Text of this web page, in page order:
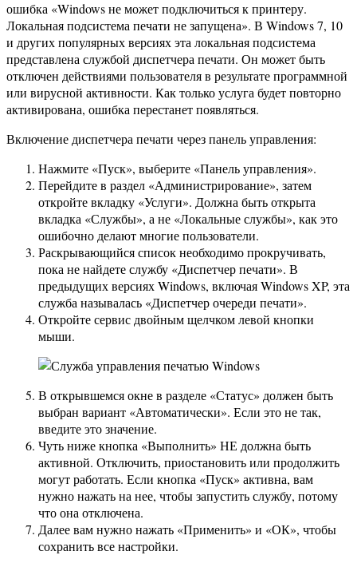
ошибка «Windows не может подключиться к принтеру.
Локальная подсистема печати не запущена». В Windows 7, 10
и других популярных версиях эта локальная подсистема
представлена ​​службой диспетчера печати. Он может быть
отключен действиями пользователя в результате программной
или вирусной активности. Как только услуга будет повторно
активирована, ошибка перестанет появляться.
Включение диспетчера печати через панель управления:
Нажмите «Пуск», выберите «Панель управления».
Перейдите в раздел «Администрирование», затем
откройте вкладку «Услуги». Должна быть открыта
вкладка «Службы», а не «Локальные службы», как это
ошибочно делают многие пользователи.
Раскрывающийся список необходимо прокручивать,
пока не найдете службу «Диспетчер печати». В
предыдущих версиях Windows, включая Windows XP, эта
служба называлась «Диспетчер очереди печати».
Откройте сервис двойным щелчком левой кнопки
мыши.
В открывшемся окне в разделе «Статус» должен быть
выбран вариант «Автоматически». Если это не так,
введите это значение.
Чуть ниже кнопка «Выполнить» НЕ должна быть
активной. Отключить, приостановить или продолжить
могут работать. Если кнопка «Пуск» активна, вам
нужно нажать на нее, чтобы запустить службу, потому
что она отключена.
Далее вам нужно нажать «Применить» и «ОК», чтобы
сохранить все настройки.